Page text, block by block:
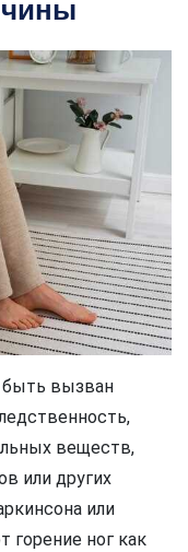
вызван
веществ,
или других
или
горение ног как